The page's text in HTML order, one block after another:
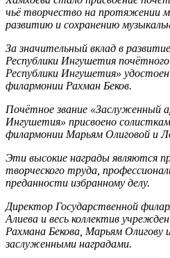
чьё творчество на протяжении
развитию и сохранению
За значительный вклад в
Республики Ингушетия
Республики Ингушетия»
филармонии Рахман Беков.
Почётное звание «Заслуженный
Ингушетия» присвоено
филармонии Марьям Олиговой и
Эти высокие награды являются
творческого труда,
преданности избранному делу.
Директор Государственной
Алиева и весь коллектив
Рахмана Бекова, Марьям Олигову
заслуженными наградами.